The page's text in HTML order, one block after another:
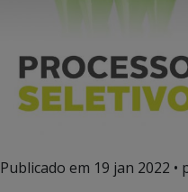
Publicado em 19 jan 2022 •